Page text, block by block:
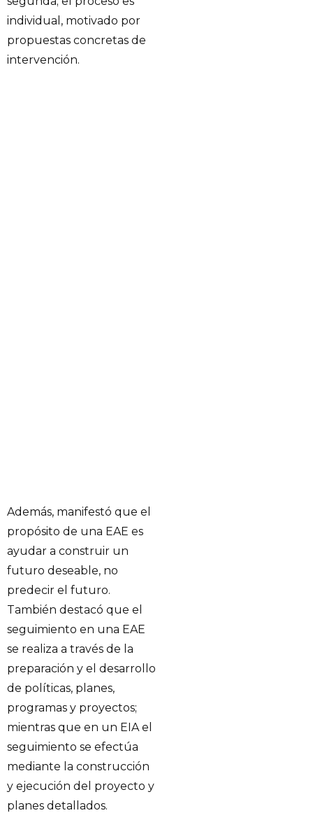
individual, motivado por
propuestas concretas de
intervención.
Además, manifestó que el
propósito de una EAE es
ayudar a construir un
futuro deseable, no
predecir el futuro.
También destacó que el
seguimiento en una EAE
se realiza a través de la
preparación y el desarrollo
de políticas, planes,
programas y proyectos;
mientras que en un EIA el
seguimiento se efectúa
mediante la construcción
y ejecución del proyecto y
planes detallados.